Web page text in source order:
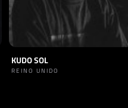
KUDO SOL
REINO UNIDO